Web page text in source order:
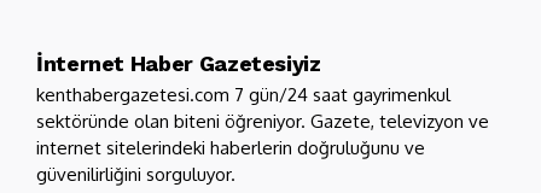
İnternet Haber Gazetesiyiz
kenthabergazetesi.com 7 gün/24 saat gayrimenkul
sektöründe olan biteni öğreniyor. Gazete, televizyon ve
internet sitelerindeki haberlerin doğruluğunu ve
güvenilirliğini sorguluyor.